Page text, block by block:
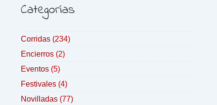
Categorías
Corridas (234)
Encierros (2)
Eventos (5)
Festivales (4)
Novilladas (77)